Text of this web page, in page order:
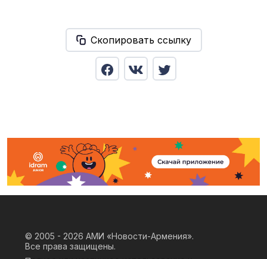
Скопировать ссылку
© 2005 - 2026 АМИ «Новости-Армения».
Все права защищены.